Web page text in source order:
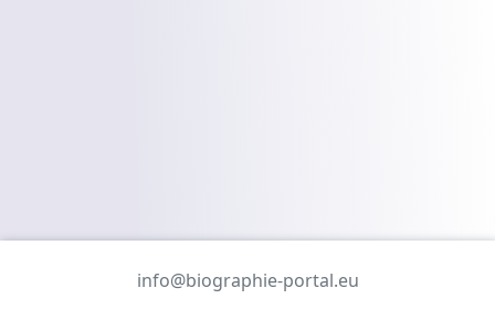
info@biographie-portal.eu